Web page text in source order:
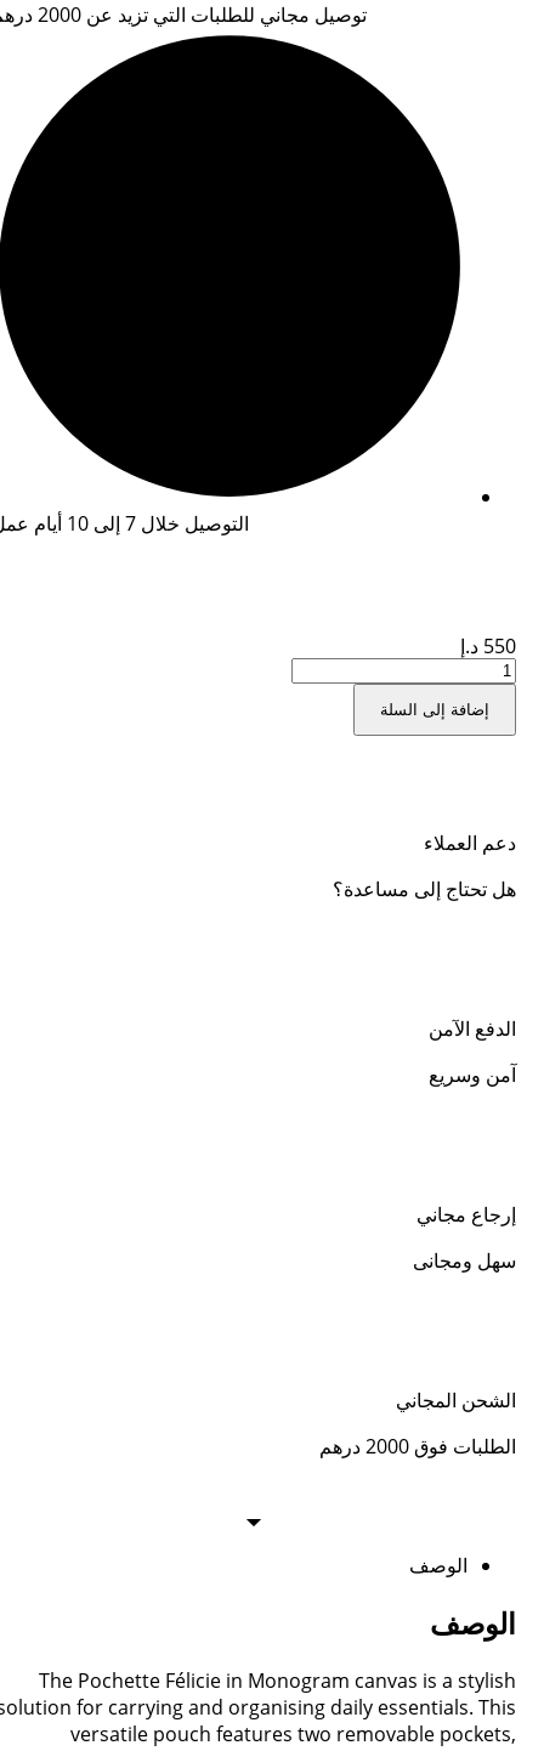
توصيل مجاني للطلبات التي تزيد عن 2000 درهم
التوصيل خلال 7 إلى 10 أيام عمل
550 د.إ
إضافة إلى السلة
دعم العملاء
هل تحتاج إلى مساعدة؟
الدفع الآمن
آمن وسريع
إرجاع مجاني
سهل ومجانى
الشحن المجاني
الطلبات فوق 2000 درهم
الوصف
الوصف
The Pochette Félicie in Monogram canvas is a stylish
for carrying and organising daily essentials. This
versatile pouch features two removable pockets,